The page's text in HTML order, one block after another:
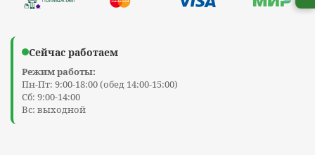
Сейчас работаем
Режим работы:
Пн-Пт: 9:00-18:00 (обед 14:00-15:00)
Сб: 9:00-14:00
Вс: выходной